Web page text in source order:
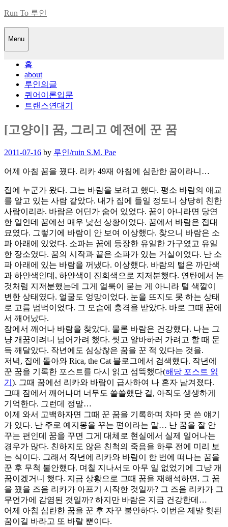
Skip
content
Run To 루인
Menu
홈
about
루인의글
퀴어이론입문
트랜스연대기
[고양이] 꿈, 그리고 예전에 꾼 꿈
Posted
2011-07-16 by 루인/ruin S.M. Pae
어제 아침 꿈을 꿨다. 리카 49재 아침에 심란한 꿈이라니…
집에 누군가 왔다. 그는 바람을 보려고 했다. 평소 바람의 애교
를 알고 있는 사람 같았다. 내가 집에 들일 정도니 상당히 친한
사람이리라. 바람은 어딘가 숨어 있었다. 꿈이 아니라면 당연
한 일인데 꿈에선 매우 낯선 상황이었다. 꿈에서 바람은 접대
묘였다. 그렇기에 바람이 안 보여 이상했다. 찾으니 바람은 소
파 아래에 있었다. 소파는 꿈에 등장한 유일한 가구였고 유일
한 장소였다. 꿈의 시작과 끝은 소파가 있는 거실이었다. 난 소
파 아래에 있는 바람을 꺼냈다. 이상했다. 바람의 털은 까만색
과 하얀색인데, 하얀색이 진회색으로 지저분했다. 연탄에서 논
것처럼 지저분했는데 그게 얼룩이 묻는 게 아니라 털 색깔이
변한 상태였다. 얼굴도 엉망이었다. 눈을 뜨지도 못 하는 상태
로 고름 범벅이었다. 그 모습에 충격을 받았다. 바로 그때 꿈에
서 깨어났다.
잠에서 깨어나 바람을 찾았다. 물론 바람은 건강했다. 나는 그
냥 개꿈이려니 넘어가려 했다. 씻고 알바하러 가려고 할 때 문
득 깨달았다. 작년에도 심상찮은 꿈을 꾼 적 있다는 것을.
저녁, 집에 돌아와 Rica, the Cat 블로그에서 검색했다. 작년에
꾼 꿈을 기록한 포스트를 다시 읽고 섬뜩했다(해당 포스트 읽
기 ). 그때 꿈에선 리카와 바람이 급사하여 나 혼자 남겨졌다.
그때 잠에서 깨어나며 너무도 쓸쓸했단 걸, 아직도 생생하게
기억한다. 그런데 정말…
이제 와서 고백하자면 그때 꾼 꿈을 기록하며 차마 못 쓴 얘기
가 있다. 난 주로 예지몽을 꾸는 편이라는 말… 난 꿈을 잘 안
꾸는 편인데 꿈을 꾸면 그게 대체로 현실에서 실제 일어나는
경우가 많다. 친하지도 않은 친척의 죽음을 하루 전에 미리 보
는 식이다. 그래서 작년에 리카와 바람이 한 번에 떠나는 꿈을
꾼 후 무척 불안했다. 며칠 지나서도 아무 일 없었기에 그냥 개
꿈이겠거니 했다. 지금 상황으로 그때 꿈을 재해석하면, 그 꿈
을 꿨을 즈음 리카가 아프기 시작한 것일까? 그 즈음 리카가 그
무언가에 감염된 것일까? 하지만 바람은 지금 건강한데…
어제 아침 심란한 꿈을 꾼 후 자꾸 불안하다. 이번은 제발 헛된
꿈이길 바라고 또 바랄 뿐이다.